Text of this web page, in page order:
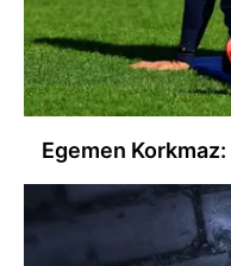
Egemen Korkmaz: